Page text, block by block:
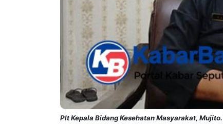
Plt Kepala Bidang Kesehatan Masyarakat,